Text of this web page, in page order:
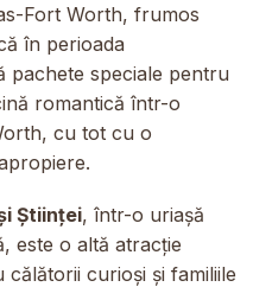
Fort Worth, frumos
în perioada
speciale pentru
romantică într-o
cu tot cu o
Științei, într-o uriașă
este o altă atracție
curioși și familiile